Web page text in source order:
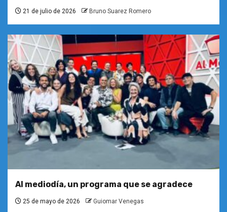
21 de julio de 2026 Bruno Suarez Romero
Al mediodía, un programa que se agradece
25 de mayo de 2026 Guiomar Venegas